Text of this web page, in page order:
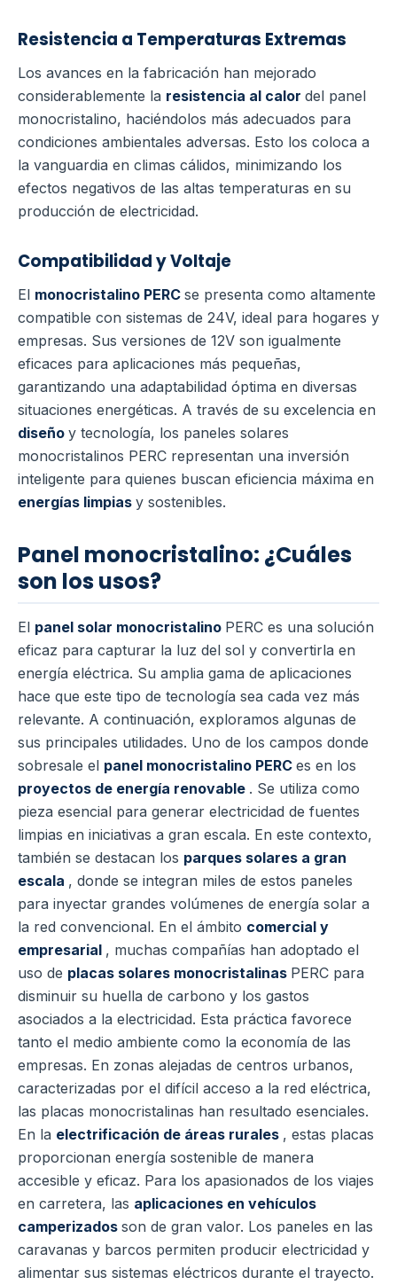
Resistencia a Temperaturas Extremas
Los avances en la fabricación han mejorado
considerablemente la resistencia al calor del panel
monocristalino, haciéndolos más adecuados para
condiciones ambientales adversas. Esto los coloca a
la vanguardia en climas cálidos, minimizando los
efectos negativos de las altas temperaturas en su
producción de electricidad.
Compatibilidad y Voltaje
El monocristalino PERC se presenta como altamente
compatible con sistemas de 24V, ideal para hogares y
empresas. Sus versiones de 12V son igualmente
eficaces para aplicaciones más pequeñas,
garantizando una adaptabilidad óptima en diversas
situaciones energéticas. A través de su excelencia en
diseño y tecnología, los paneles solares
monocristalinos PERC representan una inversión
inteligente para quienes buscan eficiencia máxima en
energías limpias y sostenibles.
Panel monocristalino: ¿Cuáles
son los usos?
El panel solar monocristalino PERC es una solución
eficaz para capturar la luz del sol y convertirla en
energía eléctrica. Su amplia gama de aplicaciones
hace que este tipo de tecnología sea cada vez más
relevante. A continuación, exploramos algunas de
sus principales utilidades. Uno de los campos donde
sobresale el panel monocristalino PERC es en los
proyectos de energía renovable . Se utiliza como
pieza esencial para generar electricidad de fuentes
limpias en iniciativas a gran escala. En este contexto,
también se destacan los parques solares a gran
escala , donde se integran miles de estos paneles
para inyectar grandes volúmenes de energía solar a
la red convencional. En el ámbito comercial y
empresarial , muchas compañías han adoptado el
uso de placas solares monocristalinas PERC para
disminuir su huella de carbono y los gastos
asociados a la electricidad. Esta práctica favorece
tanto el medio ambiente como la economía de las
empresas. En zonas alejadas de centros urbanos,
caracterizadas por el difícil acceso a la red eléctrica,
las placas monocristalinas han resultado esenciales.
En la electrificación de áreas rurales , estas placas
proporcionan energía sostenible de manera
accesible y eficaz. Para los apasionados de los viajes
en carretera, las aplicaciones en vehículos
camperizados son de gran valor. Los paneles en las
caravanas y barcos permiten producir electricidad y
alimentar sus sistemas eléctricos durante el trayecto.